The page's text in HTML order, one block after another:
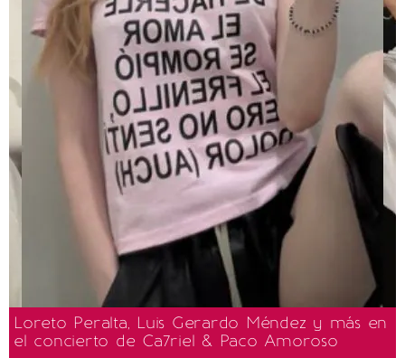
Loreto Peralta, Luis Gerardo Méndez y más en
el concierto de Ca7riel & Paco Amoroso